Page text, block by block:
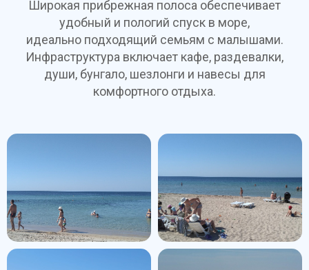
Широкая прибрежная полоса обеспечивает
удобный и пологий спуск в море,
идеально подходящий семьям с малышами.
Инфраструктура включает кафе, раздевалки,
души, бунгало, шезлонги и навесы для
комфортного отдыха.